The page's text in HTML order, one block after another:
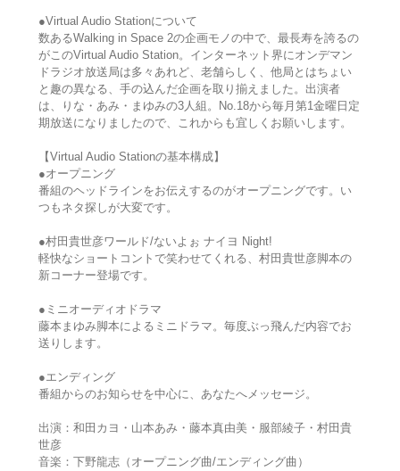
●Virtual Audio Stationについて
数あるWalking in Space 2の企画モノの中で、最長寿を誇るの
がこのVirtual Audio Station。インターネット界にオンデマン
ドラジオ放送局は多々あれど、老舗らしく、他局とはちょい
と趣の異なる、手の込んだ企画を取り揃えました。出演者
は、りな・あみ・まゆみの3人組。No.18から毎月第1金曜日定
期放送になりましたので、これからも宜しくお願いします。
【Virtual Audio Stationの基本構成】
●オープニング
番組のヘッドラインをお伝えするのがオープニングです。い
つもネタ探しが大変です。
●村田貴世彦ワールド/ないよぉ ナイヨ Night!
軽快なショートコントで笑わせてくれる、村田貴世彦脚本の
新コーナー登場です。
●ミニオーディオドラマ
藤本まゆみ脚本によるミニドラマ。毎度ぶっ飛んだ内容でお
送りします。
●エンディング
番組からのお知らせを中心に、あなたへメッセージ。
出演：和田カヨ・山本あみ・藤本真由美・服部綾子・村田貴
世彦
音楽：下野龍志（オープニング曲/エンディング曲）